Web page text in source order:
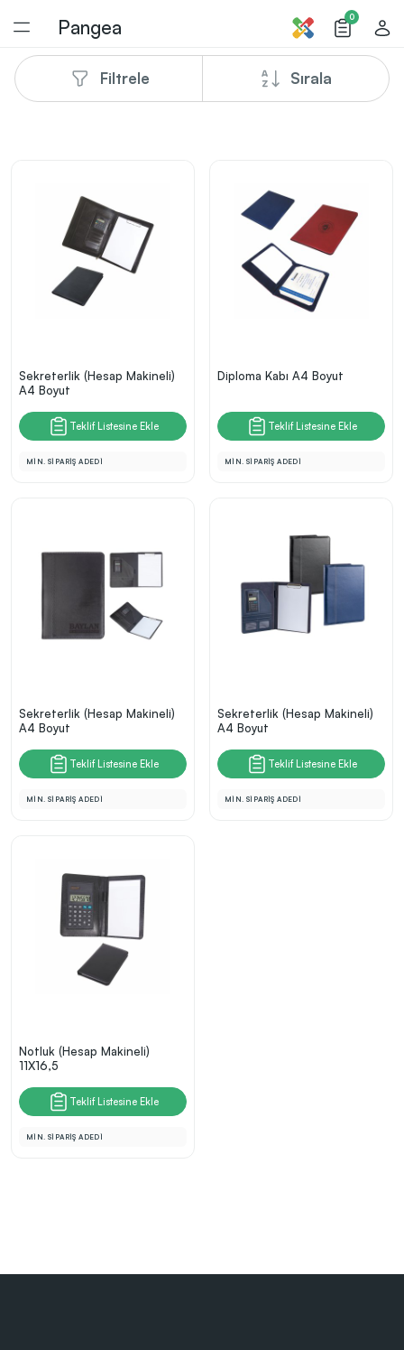
Pangea 0
Filtrele Sırala
Sekreterlik (Hesap Makineli)
A4 Boyut
Teklif Listesine Ekle
MİN. SİPARİŞ ADEDİ
Diploma Kabı A4 Boyut
Teklif Listesine Ekle
MİN. SİPARİŞ ADEDİ
Sekreterlik (Hesap Makineli)
A4 Boyut
Teklif Listesine Ekle
MİN. SİPARİŞ ADEDİ
Sekreterlik (Hesap Makineli)
A4 Boyut
Teklif Listesine Ekle
MİN. SİPARİŞ ADEDİ
Notluk (Hesap Makineli)
11X16,5
Teklif Listesine Ekle
MİN. SİPARİŞ ADEDİ